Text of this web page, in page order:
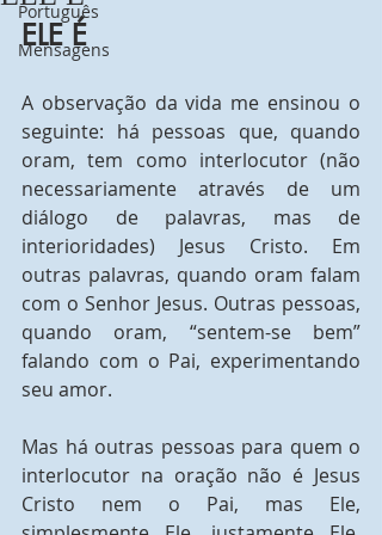
Português
Mensagens
ELE É
A observação da vida me ensinou o
seguinte: há pessoas que, quando
oram, tem como interlocutor (não
necessariamente através de um
diálogo de palavras, mas de
interioridades) Jesus Cristo. Em
outras palavras, quando oram falam
com o Senhor Jesus. Outras pessoas,
quando oram, “sentem-se bem”
falando com o Pai, experimentando
seu amor.
Mas há outras pessoas para quem o
interlocutor na oração não é Jesus
Cristo nem o Pai, mas Ele,